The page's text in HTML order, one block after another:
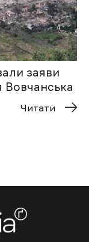
заяви
Вовчанська
Читати